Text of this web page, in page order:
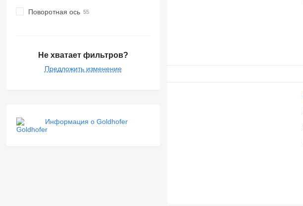
Поворотная ось
Не хватает фильтров?
Предложить изменение
Информация о Goldhofer